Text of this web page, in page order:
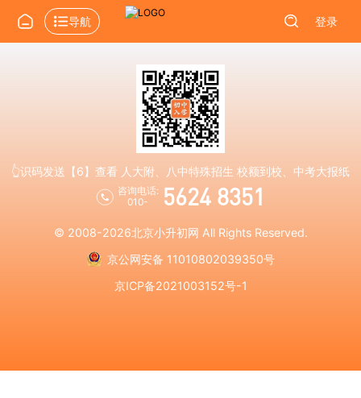
导航 登录
👆识码发送【6】查看 人大附、八中特殊招生 校额到校、中考大报纸
咨询电话:
010-
5624 8351
© 2008-2026北京小升初网 All Rights Reserved.
京公网安备 11010802039350号
京ICP备2021003152号-1